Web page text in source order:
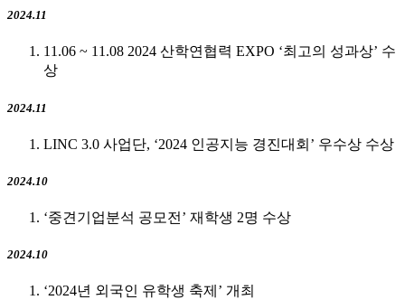
2024.11
11.06 ~ 11.08 2024 산학연협력 EXPO ‘최고의 성과상’ 수
상
2024.11
LINC 3.0 사업단, ‘2024 인공지능 경진대회’ 우수상 수상
2024.10
‘중견기업분석 공모전’ 재학생 2명 수상
2024.10
‘2024년 외국인 유학생 축제’ 개최